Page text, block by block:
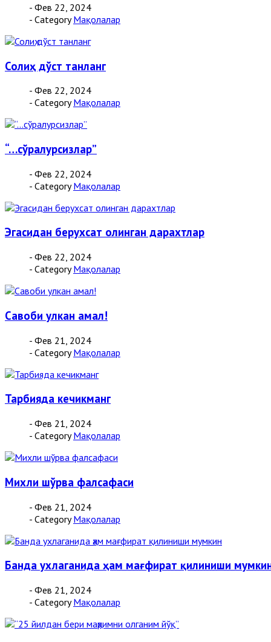
- Фев 22, 2024
- Category Мақолалар
Солиҳ дўст танланг
- Фев 22, 2024
- Category Мақолалар
“…сўралурсизлар”
- Фев 22, 2024
- Category Мақолалар
Эгасидан берухсат олинган дарахтлар
- Фев 22, 2024
- Category Мақолалар
Савоби улкан амал!
- Фев 21, 2024
- Category Мақолалар
Тарбияда кечикманг
- Фев 21, 2024
- Category Мақолалар
Михли шўрва фалсафаси
- Фев 21, 2024
- Category Мақолалар
Банда ухлаганида ҳам мағфират қилиниши
- Фев 21, 2024
- Category Мақолалар